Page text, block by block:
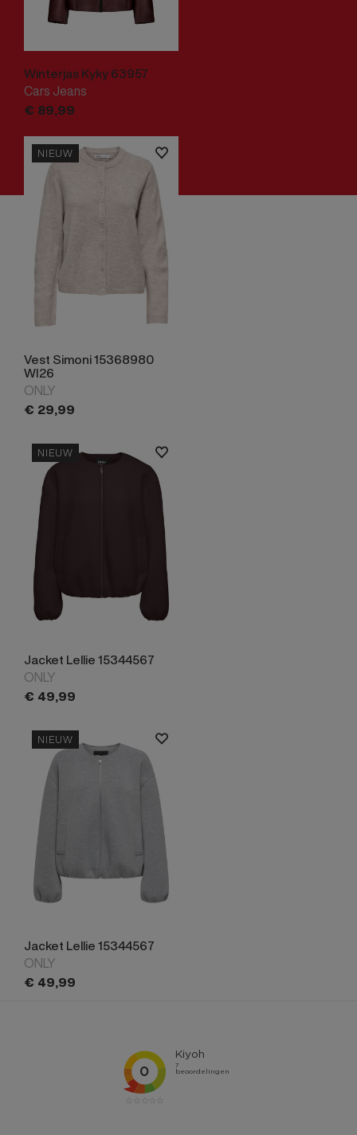
Winterjas Kyky 63957
Cars Jeans
€ 89,99
NIEUW
Vest Simoni 15368980
WI26
ONLY
€ 29,99
NIEUW
Jacket Lellie 15344567
ONLY
€ 49,99
NIEUW
Jacket Lellie 15344567
ONLY
€ 49,99